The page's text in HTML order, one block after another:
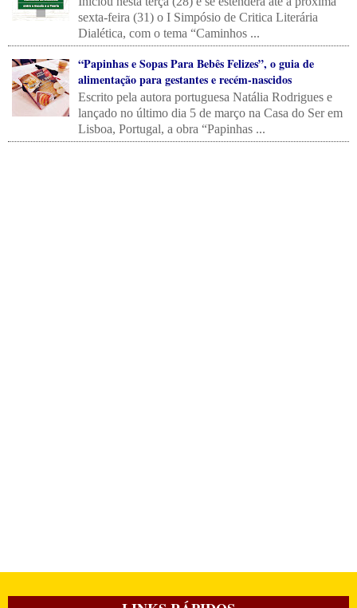
sexta-feira (31) o I Simpósio de Critica Literária
Dialética, com o tema “Caminhos ...
“Papinhas e Sopas Para Bebês Felizes”, o guia de
alimentação para gestantes e recém-nascidos
Escrito pela autora portuguesa Natália Rodrigues e
lançado no último dia 5 de março na Casa do Ser em
Lisboa, Portugal, a obra “Papinhas ...